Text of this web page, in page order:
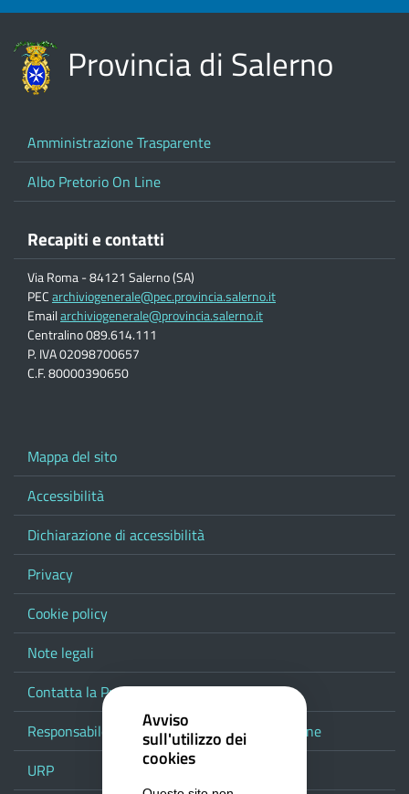
Provincia di Salerno
Amministrazione Trasparente
Albo Pretorio On Line
Recapiti e contatti
Via Roma - 84121 Salerno (SA)
PECarchiviogenerale@pec.provincia.salerno.it
Emailarchiviogenerale@provincia.salerno.it
Centralino 089.614.111
P. IVA 02098700657
C.F. 80000390650
Mappa del sito
Accessibilità
Dichiarazione di accessibilità
Privacy
Cookie policy
Note legali
Contatta la Provincia
Responsabile del procedimento di pubblicazione
URP
Avviso
sull'utilizzo dei
cookies